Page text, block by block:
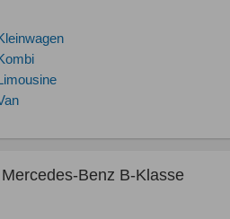
Benz B-Klasse